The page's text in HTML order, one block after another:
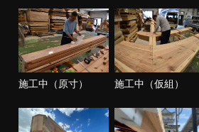
施工中（原寸） 施工中（仮組）